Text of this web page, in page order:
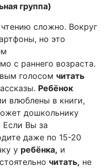
группа)
сложно. Вокруг
но это
с раннего возраста.
голосом читать
Ребёнок
влюблены в книги,
дошкольнику
Если Вы за
даже по 15-20
у ребёнка, и
читать, не